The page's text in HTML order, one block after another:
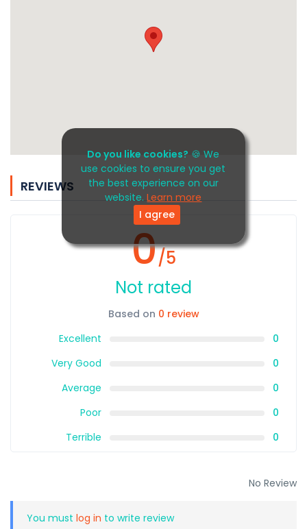
Do you like cookies? 🍪 We
use cookies to ensure you get
the best experience on our
website.Learn more
I agree
REVIEWS
0/5
Not rated
Based on 0 review
Excellent
0
Very Good
0
Average
0
Poor
0
Terrible
0
No Review
You must log in to write review